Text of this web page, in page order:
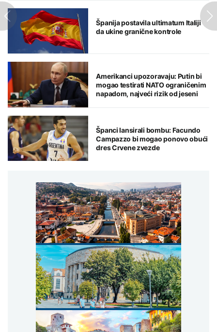
Španija postavila ultimatum Italiji
da ukine granične kontrole
Amerikanci upozoravaju: Putin bi
mogao testirati NATO ograničenim
napadom, najveći rizik od jeseni
Španci lansirali bombu: Facundo
Campazzo bi mogao ponovo obući
dres Crvene zvezde